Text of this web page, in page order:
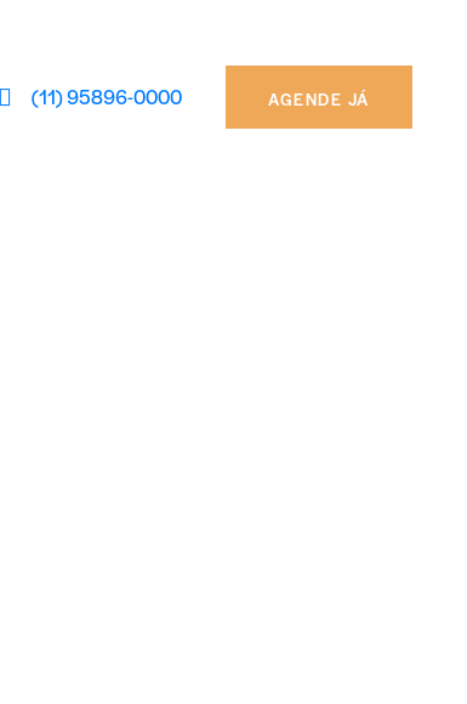
(11) 95896-0000 AGENDE JÁ